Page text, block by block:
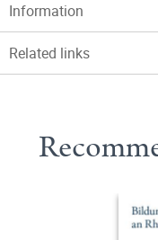
Information
Related links